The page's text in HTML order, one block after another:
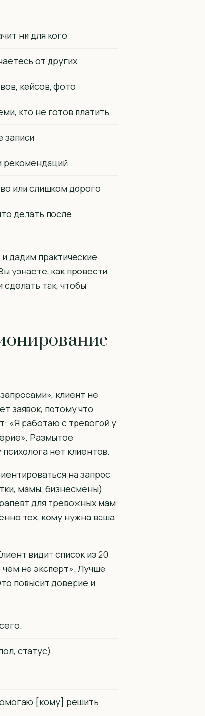
ни для кого
от других
кейсов, фото
кто не готов платить
записи
рекомендаций
или слишком дорого
делать после
дадим практические
узнаете, как провести
сделать так, чтобы
клиент не
заявок, потому что
«Я работаю с тревогой у
Размытое
нет клиентов.
на запрос
мамы, бизнесмены)
для тревожных мам
тех, кому нужна ваша
видит список из 20
чём не эксперт». Лучше
повысит доверие и
статус).
[кому] решить